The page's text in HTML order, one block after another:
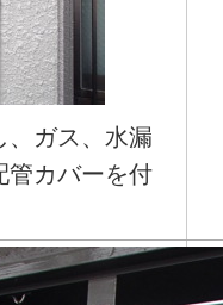
ガス、水漏
管カバーを付